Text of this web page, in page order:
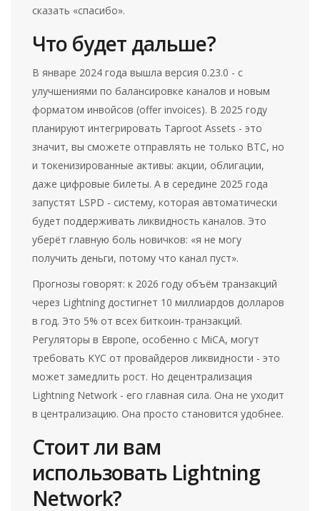
сказать «спасибо».
Что будет дальше?
В январе 2024 года вышла версия 0.23.0 - с
улучшениями по балансировке каналов и новым
форматом инвойсов (offer invoices). В 2025 году
планируют интегрировать Taproot Assets - это
значит, вы сможете отправлять не только BTC, но
и токенизированные активы: акции, облигации,
даже цифровые билеты. А в середине 2025 года
запустят LSPD - систему, которая автоматически
будет поддерживать ликвидность каналов. Это
уберёт главную боль новичков: «я не могу
получить деньги, потому что канал пуст».
Прогнозы говорят: к 2026 году объём транзакций
через Lightning достигнет 10 миллиардов долларов
в год. Это 5% от всех биткоин-транзакций.
Регуляторы в Европе, особенно с MiCA, могут
требовать KYC от провайдеров ликвидности - это
может замедлить рост. Но децентрализация
Lightning Network - его главная сила. Она не уходит
в централизацию. Она просто становится удобнее.
Стоит ли вам
использовать Lightning
Network?